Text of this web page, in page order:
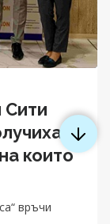
които
връчи